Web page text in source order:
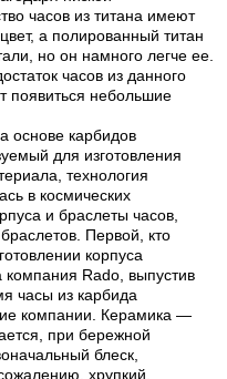
часов из титана имеют
а полированный титан
но он намного легче ее.
часов из данного
появиться небольшие
основе карбидов
для изготовления
технология
в космических
и браслеты часов,
Первой, кто
корпуса
компания Rado, выпустив
часы из карбида
компании. Керамика —
при бережной
блеск,
хрупкий.